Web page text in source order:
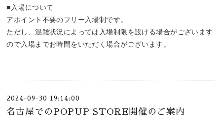
■入場について
アポイント不要のフリー入場制です。
ただし、混雑状況によっては入場制限を設ける場合がございます
ので入場までお時間をいただく場合がございます。
2024-09-30 19:14:00
名古屋でのPOPUP STORE開催のご案内